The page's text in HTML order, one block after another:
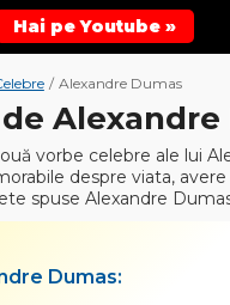
Hai pe Youtube »
/ Alexandre Dumas
Alexandre
vorbe celebre ale lui
despre viata,
spuse Alexandre
Dumas: